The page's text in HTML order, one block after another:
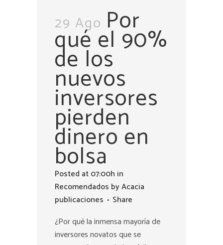
29 Ago Por
qué el 90%
de los
nuevos
inversores
pierden
dinero en
bolsa
Posted at 07:00h in
Recomendados byAcacia
publicaciones
Share
¿Por qué la inmensa mayoría de
inversores novatos que se